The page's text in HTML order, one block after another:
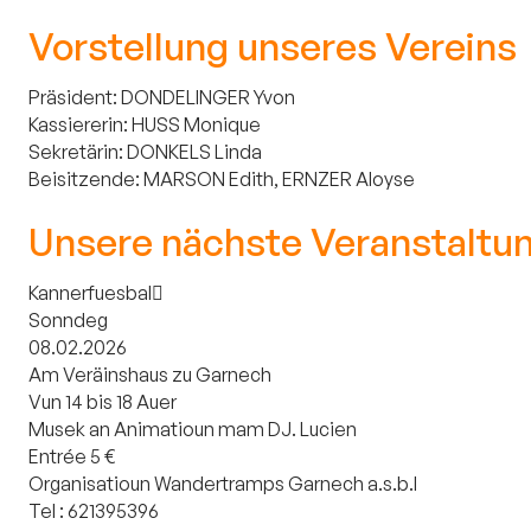
Vorstellung unseres Vereins
Präsident: DONDELINGER Yvon
Kassiererin: HUSS Monique
Sekretärin: DONKELS Linda
Beisitzende: MARSON Edith, ERNZER Aloyse
Unsere nächste
Kannerfuesbal
Sonndeg
08.02.2026
Am Veräinshaus zu Garnech
Vun 14 bis 18 Auer
Musek an Animatioun mam DJ. Lucien
Entrée 5 €
Organisatioun Wandertramps Garnech a.s.b.l
Tel : 621395396